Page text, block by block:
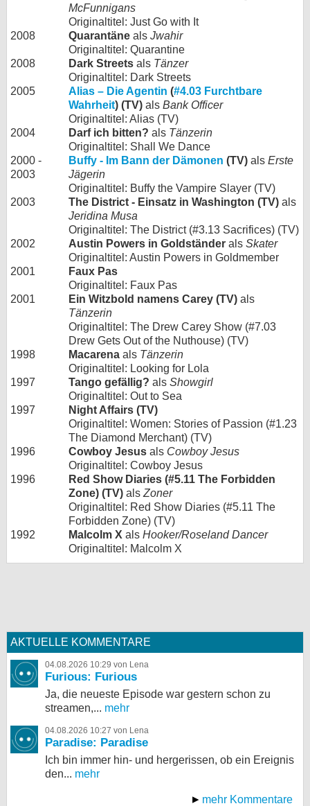
McFunnigans
Originaltitel: Just Go with It
2008
Quarantäne als Jwahir
Originaltitel: Quarantine
2008
Dark Streets als Tänzer
Originaltitel: Dark Streets
2005
Alias – Die Agentin (#4.03 Furchtbare
Wahrheit) (TV) als Bank Officer
Originaltitel: Alias (TV)
2004
Darf ich bitten? als Tänzerin
Originaltitel: Shall We Dance
2000 -
2003
Buffy - Im Bann der Dämonen (TV) als Erste
Jägerin
Originaltitel: Buffy the Vampire Slayer (TV)
2003
The District - Einsatz in Washington (TV) als
Jeridina Musa
Originaltitel: The District (#3.13 Sacrifices) (TV)
2002
Austin Powers in Goldständer als Skater
Originaltitel: Austin Powers in Goldmember
2001
Faux Pas
Originaltitel: Faux Pas
2001
Ein Witzbold namens Carey (TV) als
Tänzerin
Originaltitel: The Drew Carey Show (#7.03
Drew Gets Out of the Nuthouse) (TV)
1998
Macarena als Tänzerin
Originaltitel: Looking for Lola
1997
Tango gefällig? als Showgirl
Originaltitel: Out to Sea
1997
Night Affairs (TV)
Originaltitel: Women: Stories of Passion (#1.23
The Diamond Merchant) (TV)
1996
Cowboy Jesus als Cowboy Jesus
Originaltitel: Cowboy Jesus
1996
Red Show Diaries (#5.11 The Forbidden
Zone) (TV) als Zoner
Originaltitel: Red Show Diaries (#5.11 The
Forbidden Zone) (TV)
1992
Malcolm X als Hooker/Roseland Dancer
Originaltitel: Malcolm X
AKTUELLE KOMMENTARE
04.08.2026 10:29 von Lena
Furious: Furious
Ja, die neueste Episode war gestern schon zu
streamen,... mehr
04.08.2026 10:27 von Lena
Paradise: Paradise
Ich bin immer hin- und hergerissen, ob ein Ereignis
den... mehr
mehr Kommentare